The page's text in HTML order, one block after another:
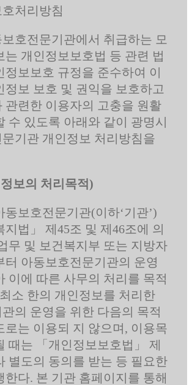
처리방침
호전문기관에서 취급하는 모
는 개인정보보호법 등 관련 법
정보보호 규정을 준수하여 이
정보 보호 및 권익을 보호하고
관련한 이용자의 고충을 원활
수 있도록 아래와 같이 광명시
기관 개인정보 처리방침을
보의 처리목적)
보호전문기관(이하‘기관’)
지법」 제45조 및 제46조에 의
무 및 보건복지부 또는 지방자
터 아동보호전문기관의 운영
이에 따른 사무의 처리를 목적
소 한의 개인정보를 처리한
의 운영을 위한 다음의 목적
로는 이용되 지 않으며, 이용목
때는 「개인정보보호법」 제
별도의 동의를 받는 등 필요한
한다. 본 기관 홈페이지를 통해